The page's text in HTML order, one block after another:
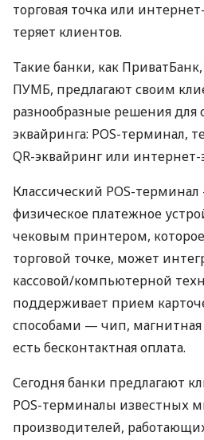
торговая точка или
теряет клиентов.
Такие банки, как ПриватБанк,
ПУМБ, предлагают своим
разнообразные решения для
эквайринга: POS-терминал,
QR-эквайринг или интернет-
Классический POS-
физическое платежное
чековым принтером, которое
торговой точке, может
кассовой/компьютерной
поддерживает прием
способами — чип, магнитная
есть бесконтактная оплата.
Сегодня банки предлагают
POS-терминалы известных
производителей,